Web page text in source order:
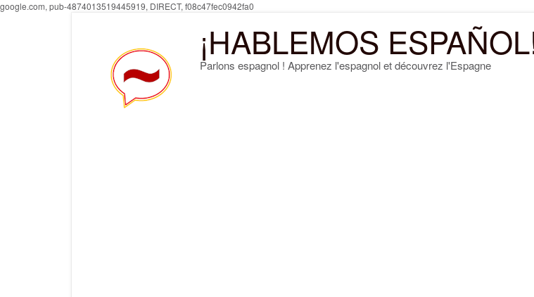
google.com, pub-4874013519445919, DIRECT, f08c47fec0942fa0
content
¡HABLEMOS
Parlons espagnol ! Apprenez l'espagnol et découvrez l'Espagne